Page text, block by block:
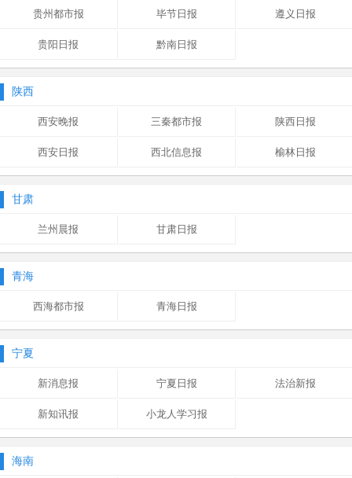
贵州都市报 毕节日报 遵义日报
贵阳日报 黔南日报
陕西
西安晚报 三秦都市报 陕西日报
西安日报 西北信息报 榆林日报
甘肃
兰州晨报 甘肃日报
青海
西海都市报 青海日报
宁夏
新消息报 宁夏日报 法治新报
新知讯报 小龙人学习报
海南